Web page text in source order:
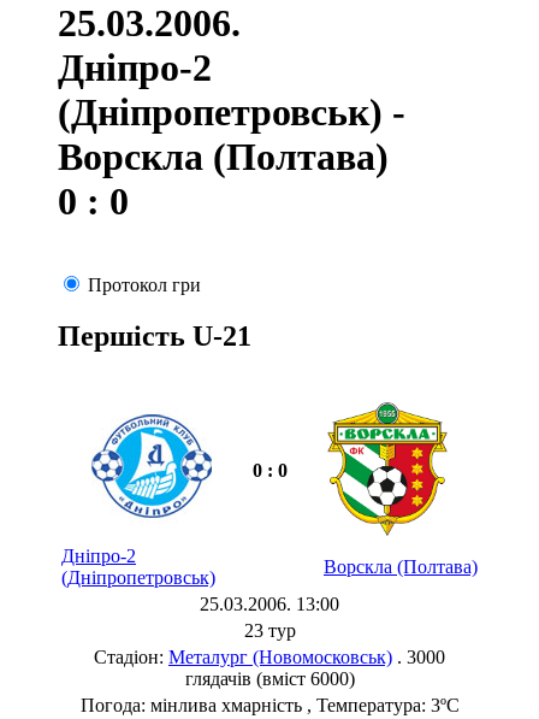
25.03.2006.
Дніпро-2
(Дніпропетровськ) -
Ворскла (Полтава)
0 : 0
Протокол гри
Першість U-21
0 : 0
Дніпро-2
(Дніпропетровськ)
Ворскла (Полтава)
25.03.2006. 13:00
23 тур
Стадіон: Металург (Новомосковськ) . 3000
глядачів (вміст 6000)
Погода: мінлива хмарність , Температура: 3ºC